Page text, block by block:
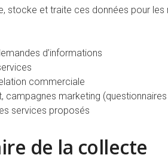
stocke et traite ces données pour
d’informations
commerciale
campagnes marketing
services proposés
de la collecte